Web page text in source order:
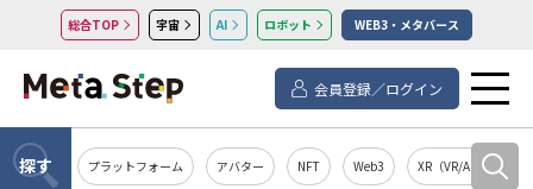
総合TOP 宇宙 AI ロボット WEB3・メタバース
会員登録／ログイン
探す プラットフォーム アバター NFT Web3 XR（VR/AR/MR）